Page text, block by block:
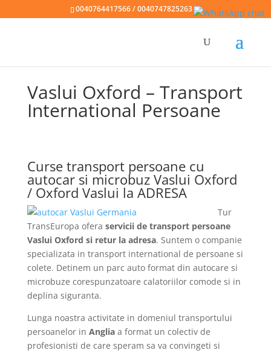
0040764417566 / 0040747825263
Vaslui Oxford – Transport
International Persoane
Curse transport persoane cu
autocar si microbuz Vaslui Oxford
/ Oxford Vaslui la ADRESA
Tur
TransEuropa ofera servicii de transport persoane
Vaslui Oxford si retur la adresa. Suntem o companie
specializata in transport international de persoane si
colete. Detinem un parc auto format din autocare si
microbuze corespunzatoare calatoriilor comode si in
deplina siguranta.
Lunga noastra activitate in domeniul transportului
persoanelor in Angliaa format un colectiv de
profesionisti de care speram sa va convingeti si